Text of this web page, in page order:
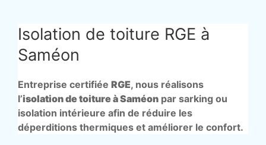
Isolation de toiture RGE à
Saméon
Entreprise certifiée RGE, nous réalisons
l’isolation de toiture à Saméon par sarking ou
isolation intérieure afin de réduire les
déperditions thermiques et améliorer le confort.